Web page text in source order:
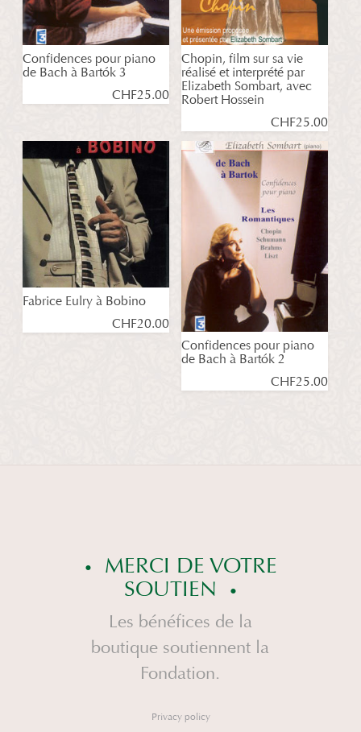
Confidences pour piano
de Bach à Bartók 3
CHF25.00
Chopin, film sur sa vie
réalisé et interprété par
Elizabeth Sombart, avec
Robert Hossein
CHF25.00
Fabrice Eulry à Bobino
CHF20.00
Confidences pour piano
de Bach à Bartók 2
CHF25.00
MERCI DE VOTRE
SOUTIEN
Les bénéfices de la
boutique soutiennent la
Fondation.
Privacy policy